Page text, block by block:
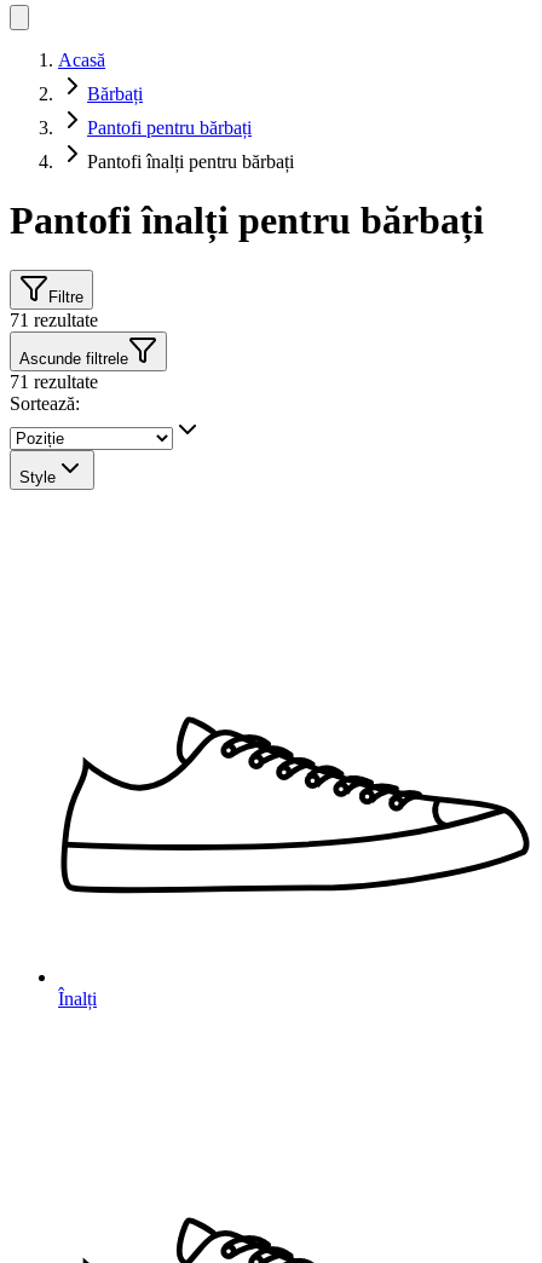
Acasă
Bărbați
Pantofi pentru bărbați
Pantofi înalți pentru bărbați
Pantofi înalți pentru bărbați
Filtre
71 rezultate
Ascunde filtrele
71 rezultate
Sortează:
Style
Înalți